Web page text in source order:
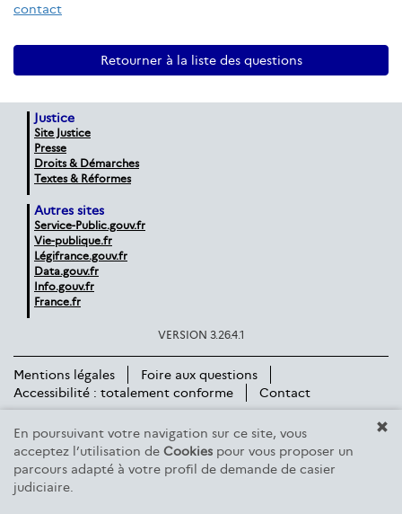
En poursuivant votre navigation sur ce site, vous
acceptez l’utilisation de Cookies pour vous proposer un
parcours adapté à votre profil de demande de casier
judiciaire.
contact
Retourner à la liste des questions
Justice
Site Justice
Presse
Droits & Démarches
Textes & Réformes
Autres sites
Service-Public.gouv.fr
Vie-publique.fr
Légifrance.gouv.fr
Data.gouv.fr
Info.gouv.fr
France.fr
VERSION 3.26.4.1
Mentions légales
Foire aux questions
Accessibilité : totalement conforme
Contact